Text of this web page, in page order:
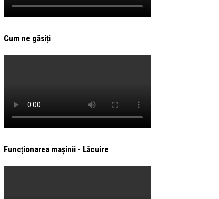
Cum ne găsiți
Funcționarea mașinii - Lăcuire